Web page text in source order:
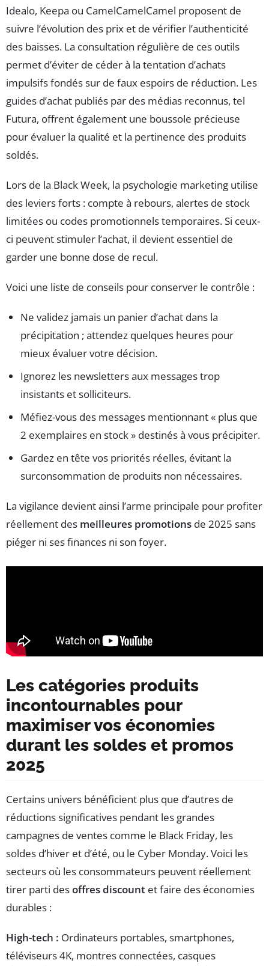
Idealo, Keepa ou CamelCamelCamel proposent de
suivre l’évolution des prix et de vérifier l’authenticité
des baisses. La consultation régulière de ces outils
permet d’éviter de céder à la tentation d’achats
impulsifs fondés sur de faux espoirs de réduction. Les
guides d’achat publiés par des médias reconnus, tel
Futura, offrent également une boussole précieuse
pour évaluer la qualité et la pertinence des produits
soldés.
Lors de la Black Week, la psychologie marketing utilise
des leviers forts : compte à rebours, alertes de stock
limitées ou codes promotionnels temporaires. Si ceux-
ci peuvent stimuler l’achat, il devient essentiel de
garder une bonne dose de recul.
Voici une liste de conseils pour conserver le contrôle :
Ne validez jamais un panier d’achat dans la
précipitation ; attendez quelques heures pour
mieux évaluer votre décision.
Ignorez les newsletters aux messages trop
insistants et solliciteurs.
Méfiez-vous des messages mentionnant « plus que
2 exemplaires en stock » destinés à vous précipiter.
Gardez en tête vos priorités réelles, évitant la
surconsommation de produits non nécessaires.
La vigilance devient ainsi l’arme principale pour profiter
réellement des meilleures promotions de 2025 sans
piéger ni ses finances ni son foyer.
Les catégories produits
incontournables pour
maximiser vos économies
durant les soldes et promos
2025
Certains univers bénéficient plus que d’autres de
réductions significatives pendant les grandes
campagnes de ventes comme le Black Friday, les
soldes d’hiver et d’été, ou le Cyber Monday. Voici les
secteurs où les consommateurs peuvent réellement
tirer parti desoffres discount et faire des économies
durables :
High-tech : Ordinateurs portables, smartphones,
téléviseurs 4K, montres connectées, casques